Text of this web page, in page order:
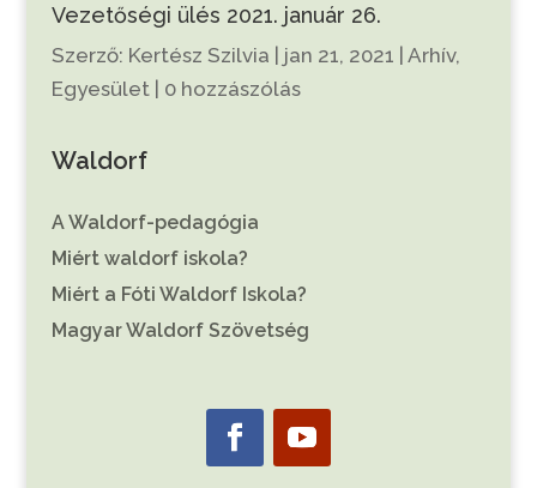
Vezetőségi ülés 2021. január 26.
Szerző: Kertész Szilvia | jan 21, 2021 | Arhív,
Egyesület| 0 hozzászólás
Waldorf
A Waldorf-pedagógia
Miért waldorf iskola?
Miért a Fóti Waldorf Iskola?
Magyar Waldorf Szövetség